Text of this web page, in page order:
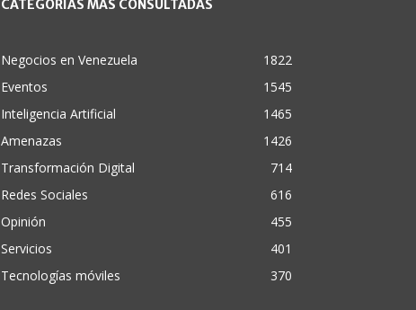
CATEGORÍAS MÁS CONSULTADAS
Negocios en Venezuela
1822
Eventos
1545
Inteligencia Artificial
1465
Amenazas
1426
Transformación Digital
714
Redes Sociales
616
Opinión
455
Servicios
401
Tecnologías móviles
370